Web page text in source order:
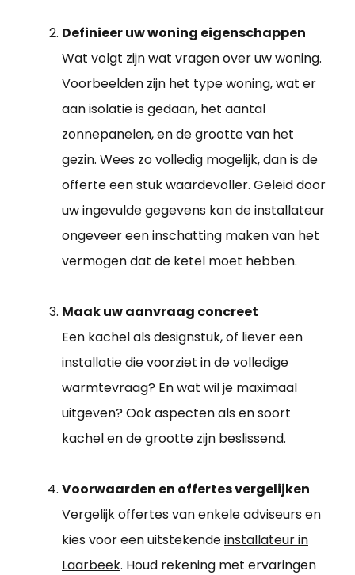
Definieer uw woning eigenschappen
Wat volgt zijn wat vragen over uw woning.
Voorbeelden zijn het type woning, wat er
aan isolatie is gedaan, het aantal
zonnepanelen, en de grootte van het
gezin. Wees zo volledig mogelijk, dan is de
offerte een stuk waardevoller. Geleid door
uw ingevulde gegevens kan de installateur
ongeveer een inschatting maken van het
vermogen dat de ketel moet hebben.
Maak uw aanvraag concreet
Een kachel als designstuk, of liever een
installatie die voorziet in de volledige
warmtevraag? En wat wil je maximaal
uitgeven? Ook aspecten als en soort
kachel en de grootte zijn beslissend.
Voorwaarden en offertes vergelijken
Vergelijk offertes van enkele adviseurs en
kies voor een uitstekendeinstallateur in
Laarbeek. Houd rekening met ervaringen